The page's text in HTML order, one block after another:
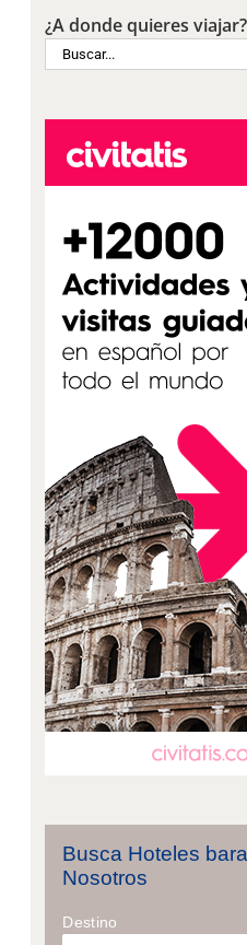
¿A donde quieres viajar?
Buscar:
Busca Hoteles
Nosotros
Destino